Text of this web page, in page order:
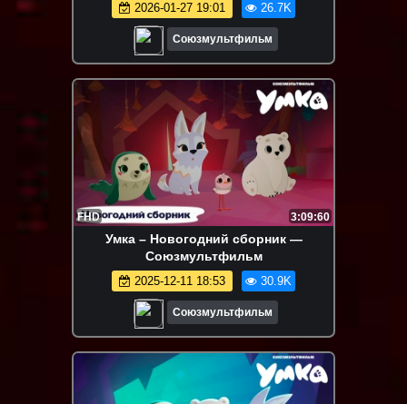
2026-01-27 19:01 26.7K
Союзмультфильм
FHD 3:09:60
Умка – Новогодний сборник —
Союзмультфильм
2025-12-11 18:53 30.9K
Союзмультфильм